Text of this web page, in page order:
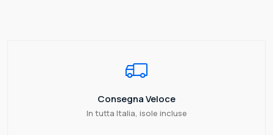
Consegna Veloce
In tutta Italia, isole incluse